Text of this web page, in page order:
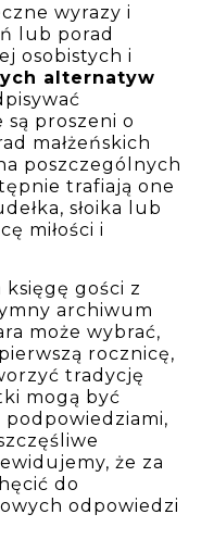
wyrazy i
lub porad
osobistych i
alternatyw
proszeni o
małżeńskich
poszczególnych
trafiają one
słoika lub
miłości i
księgę gości z
archiwum
może wybrać,
rocznicę,
tradycję
mogą być
że za
do
odpowiedzi